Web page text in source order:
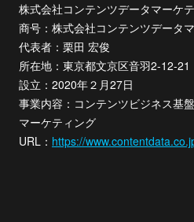
株式会社コンテンツデータマーケ
商号：株式会社コンテンツデータ
代表者：栗田 宏俊
所在地：東京都文京区音羽2-12-21
設立：2020年２月27日
事業内容：コンテンツビジネス基
マーケティング
URL： https://